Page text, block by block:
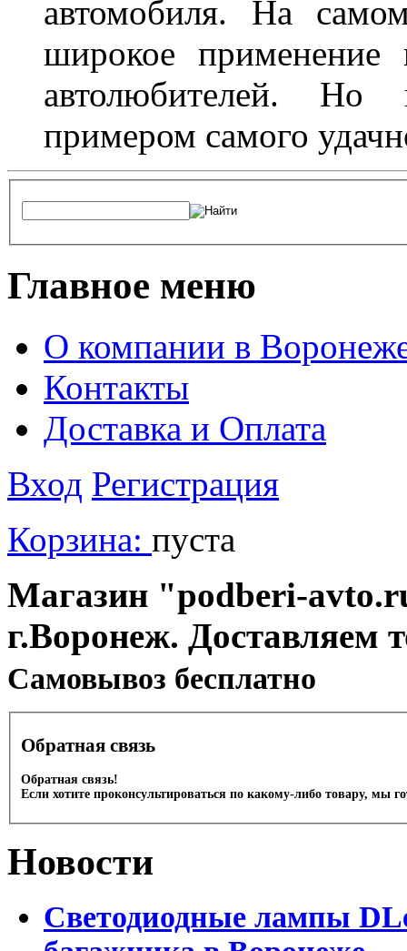
автомобиля. На
широкое
автолюбителей. Но
примером самого
Главное меню
О компании в
Контакты
Доставка и Оплата
Вход Регистрация
Корзина: пуста
Магазин "podberi-
г.Воронеж. Доставляем
Cамовывоз бесплатно
Обратная связь
Обратная связь!
Если хотите проконсультироваться по какому-либо товару, мы
Новости
Светодиодные лампы